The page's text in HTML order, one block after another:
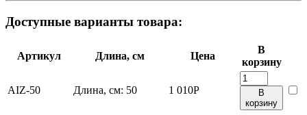
Доступные варианты товара:
Артикул Длина, см Цена
В
корзину
AIZ-50 Длина, см: 50 1 010Р
В
корзину